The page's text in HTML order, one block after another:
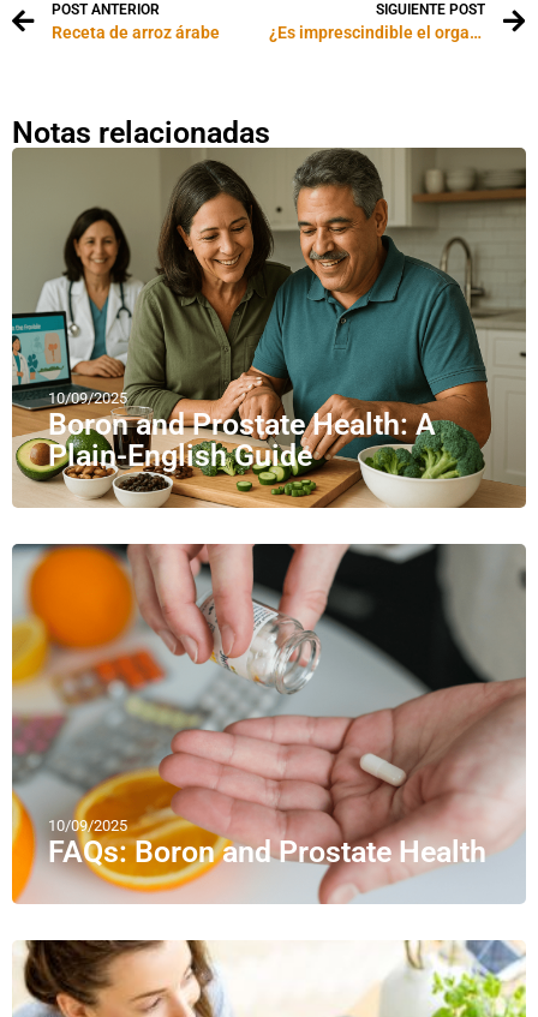
POST ANTERIOR
Receta de arroz árabe
SIGUIENTE POST
¿Es imprescindible el orgasmo simultáneo?
Notas relacionadas
10/09/2025
Boron and Prostate Health: A
Plain-English Guide
10/09/2025
FAQs: Boron and Prostate Health